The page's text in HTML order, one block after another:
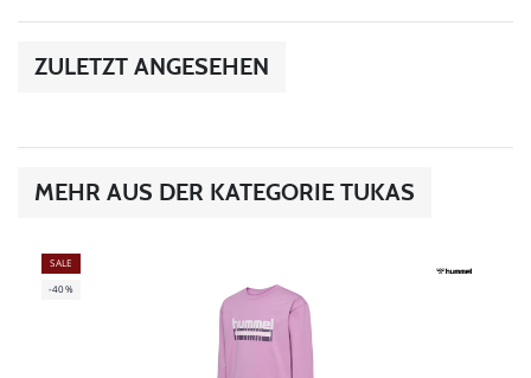
ZULETZT ANGESEHEN
MEHR AUS DER KATEGORIE TUKAS
SALE
-40%